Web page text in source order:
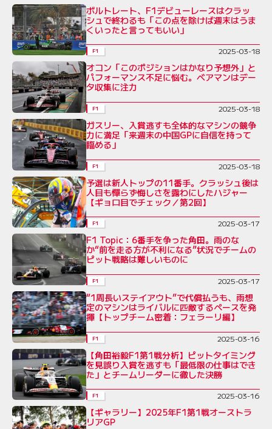
ボルトレート、F1デビューレースはクラッ
シュで終わるも「この点を除けば週末はうま
くいったと言ってもいい」
F1 2025-03-18
オコン「このポジションはかなり予想外」と
パフォーマンス不足に悩む。ベアマンはデー
タ収集に注力
F1 2025-03-18
ガスリー、入賞逃すも全体的なマシンの競争
力に満足「来週末の中国GPに自信を持って
臨める」
F1 2025-03-18
予選は新人トップの11番手。クラッシュ後は
人目も憚らず悔しさを露わにしたハジャー
【ギョロ目でチェック／第2回】
F1 2025-03-17
F1 Topic：6番手を争った角田。雨のな
か“前を走る方が不利になる”状況でチームの
ピット戦略は難しいものに
F1 2025-03-17
“1周長いステイアウト”で代償払うも、雨想
定のマシンはライバルに匹敵するペースを発
揮【トップチーム密着：フェラーリ編】
F1 2025-03-16
【角田裕毅F1第1戦分析】ピットタイミング
を見誤り入賞を逃すも「最低限の仕事はでき
た」とチームリーダーに徹した決勝
F1 2025-03-16
【ギャラリー】2025年F1第1戦オーストラ
リアGP